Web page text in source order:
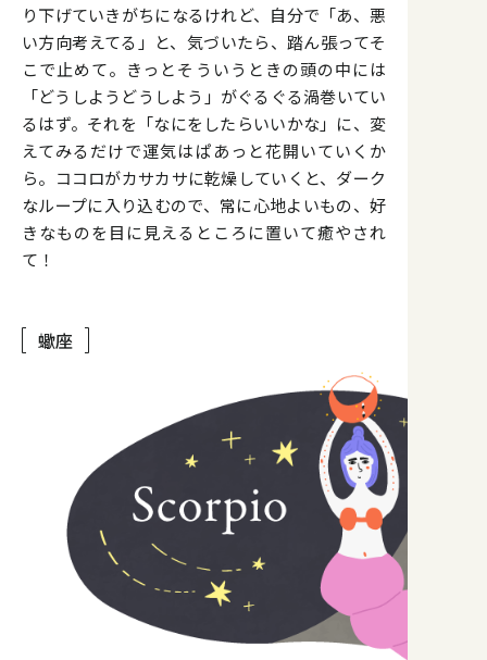
り下げていきがちになるけれど、自分で「あ、悪
い方向考えてる」と、気づいたら、踏ん張ってそ
こで止めて。きっとそういうときの頭の中には
「どうしようどうしよう」がぐるぐる渦巻いてい
るはず。それを「なにをしたらいいかな」に、変
えてみるだけで運気はぱあっと花開いていくか
ら。ココロがカサカサに乾燥していくと、ダーク
なループに入り込むので、常に心地よいもの、好
きなものを目に見えるところに置いて癒やされ
て！
蠍座